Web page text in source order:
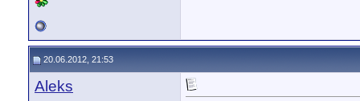
20.06.2012, 21:53
Aleks